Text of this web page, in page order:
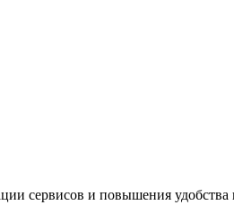
сервисов и повышения